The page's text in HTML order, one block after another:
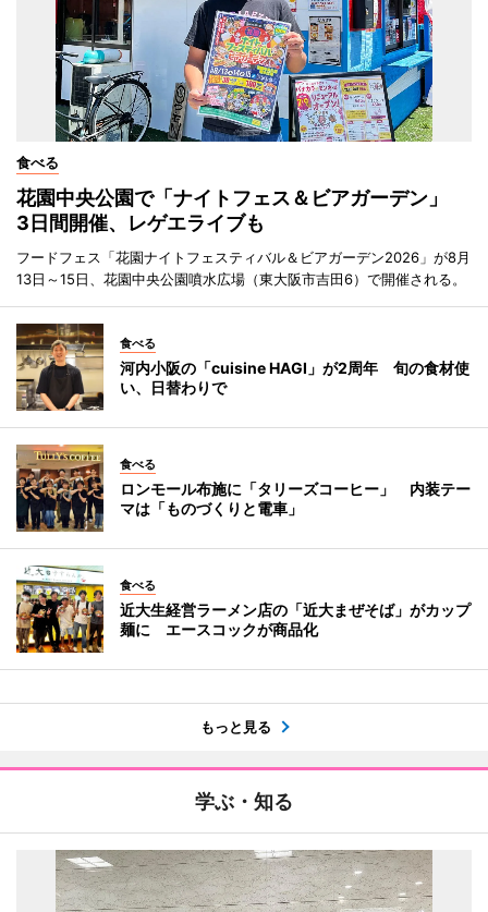
食べる
花園中央公園で「ナイトフェス＆ビアガーデン」
3日間開催、レゲエライブも
フードフェス「花園ナイトフェスティバル＆ビアガーデン2026」が8月
13日～15日、花園中央公園噴水広場（東大阪市吉田6）で開催される。
食べる
河内小阪の「cuisine HAGI」が2周年 旬の食材使
い、日替わりで
食べる
ロンモール布施に「タリーズコーヒー」 内装テー
マは「ものづくりと電車」
食べる
近大生経営ラーメン店の「近大まぜそば」がカップ
麺に エースコックが商品化
もっと見る
学ぶ・知る